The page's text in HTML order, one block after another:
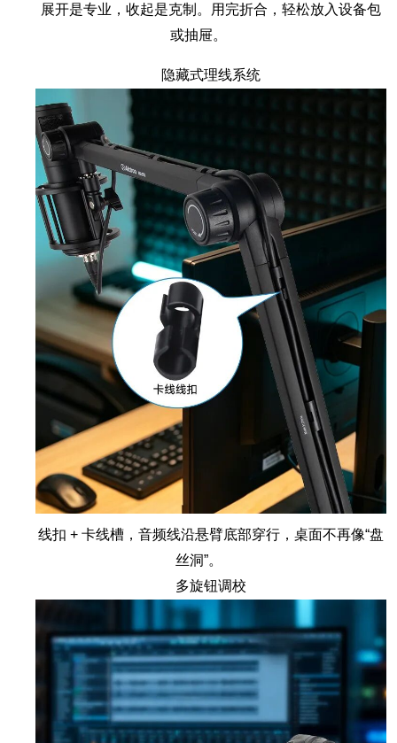
展开是专业，收起是克制。用完折合，轻松放入设备包
或抽屉。
隐藏式理线系统
线扣 + 卡线槽，音频线沿悬臂底部穿行，桌面不再像“盘
丝洞”。
多旋钮调校